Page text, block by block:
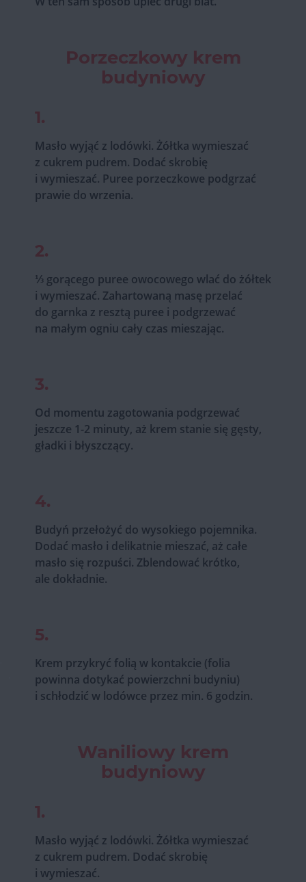
Porzeczkowy krem
budyniowy
1.
Masło wyjąć z lodówki. Żółtka wymieszać
z cukrem pudrem. Dodać skrobię
i wymieszać. Puree porzeczkowe podgrzać
prawie do wrzenia.
2.
⅓ gorącego puree owocowego wlać do żółtek
i wymieszać. Zahartowaną masę przelać
do garnka z resztą puree i podgrzewać
na małym ogniu cały czas mieszając.
3.
Od momentu zagotowania podgrzewać
jeszcze 1-2 minuty, aż krem stanie się gęsty,
gładki i błyszczący.
4.
Budyń przełożyć do wysokiego pojemnika.
Dodać masło i delikatnie mieszać, aż całe
masło się rozpuści. Zblendować krótko,
ale dokładnie.
5.
Krem przykryć folią w kontakcie (folia
powinna dotykać powierzchni budyniu)
i schłodzić w lodówce przez min. 6 godzin.
Waniliowy krem
budyniowy
1.
Masło wyjąć z lodówki. Żółtka wymieszać
z cukrem pudrem. Dodać skrobię
i wymieszać.